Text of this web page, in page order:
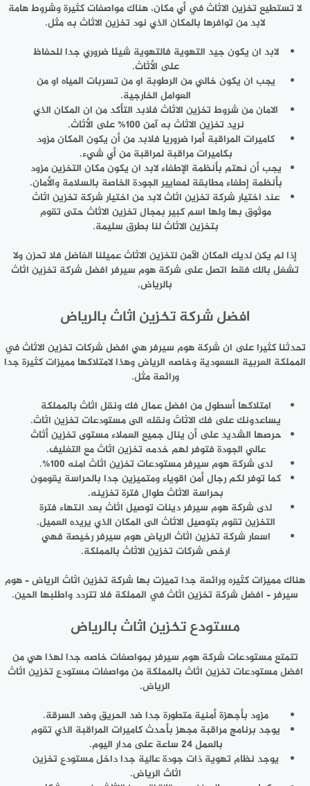
لا تستطيع تخزين الاثاث في أي مكان، هناك مواصفات كثيرة وشروط هامة
لابد من توافرها بالمكان الذي نود تخزين الاثاث به مثل.
لابد ان يكون جيد التهوية فالتهوية شيئا ضروري جدا للحفاظ
على الأثاث.
يجب ان يكون خالي من الرطوبة او من تسربات المياه او من
العوامل الخارجية.
الامان من شروط تخزين الاثاث فلابد التأكد من ان المكان الذي
نريد تخزين الاثاث به آمن 100% على الأثاث.
كاميرات المراقبة أمرا ضروريا فلابد من أن يكون المكان مزود
بكاميرات مراقبة لمراقبة من أي شيء.
يجب أن نهتم بأنظمة الإطفاء لابد ان يكون مكان التخزين مزود
بأنظمة إطفاء مطابقة لمعايير الجودة الخاصة بالسلامة والأمان.
عند اختيار شركة تخزين اثاث لابد من اختيار شركة تخزين اثاث
موثوق بها ولها اسم كبير بمجال تخزين الاثاث حتى تقوم
بتخزين الاثاث لنا بطرق سليمة.
إذا لم يكن لديك المكان الآمن لتخزين الاثاث عميلنا الفاضل فلا تحزن ولا
تشغل بالك فقط اتصل على شركة هوم سيرفر افضل شركة تخزين اثاث
بالرياض.
افضل شركة تخزين اثاث بالرياض
تحدثنا كثيرا على ان شركة هوم سيرفر هي افضل شركات تخزين الاثاث في
المملكة العربية السعودية وخاصه الرياض وهذا لامتلاكها مميزات كثيرة جدا
ورائعة مثل.
امتلاكها أسطول من افضل عمال فك ونقل اثاث بالمملكة
يساعدونك على فك الاثاث ونقله الى مستودعات تخزين اثاث.
حرصها الشديد على أن ينال جميع العملاء مستوى تخزين أثاث
عالي الجودة فتوفر لهم خدمه تخزين اثاث مع التغليف.
لدى شركة هوم سيرفر مستودعات تخزين اثاث امنه 100%.
كما توفر لكم رجال أمن اقوياء ومتميزين جدا بالحراسة يقومون
بحراسة الاثاث طوال فترة تخزينه.
لدى شركة هوم سيرفر دينات توصيل اثاث بعد انتهاء فترة
التخزين تقوم بتوصيل الاثاث الى المكان الذي يريده العميل.
اسعار شركة تخزين اثاث الرياض هوم سيرفر رخيصة فهي
ارخص شركات تخزين الاثاث بالمملكة.
هناك مميزات كثيره ورائعة جدا تميزت بها شركة تخزين اثاث الرياض – هوم
سيرفر – افضل شركة تخزين اثاث في المملكة فلا تتردد واطلبها الحين.
مستودع تخزين اثاث بالرياض
تتمتع مستودعات شركة هوم سيرفر بمواصفات خاصه جدا لهذا هي من
افضل مستودعات تخزين اثاث بالمملكة من مواصفات مستودع تخزين اثاث
الرياض.
مزود بأجهزة أمنية متطورة جدا ضد الحريق وضد السرقة.
يوجد برنامج مراقبة مجهز بأحدث كاميرات المراقبة الذي تقوم
بالعمل 24 ساعة على مدار اليوم.
يوجد نظام تهوية ذات جودة عالية جدا داخل مستودع تخزين
اثاث الرياض.